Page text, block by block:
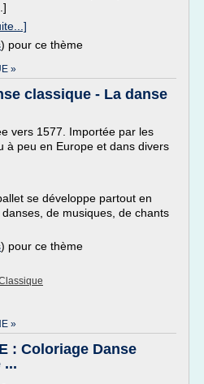
) pour ce thème
»
classique - La danse
vers 1577. Importée par les
à peu en Europe et dans divers
se développe partout en
de musiques, de chants
) pour ce thème
»
: Coloriage Danse
...